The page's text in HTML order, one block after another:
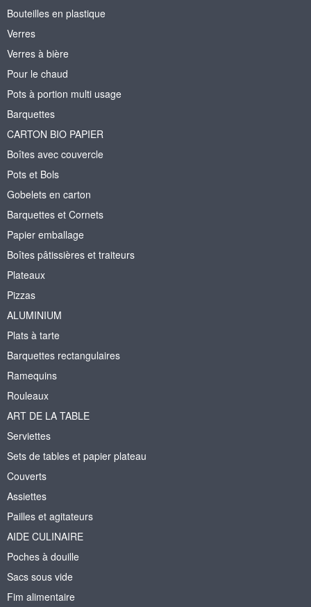
Bouteilles en plastique
Verres
Verres à bière
Pour le chaud
Pots à portion multi usage
Barquettes
CARTON BIO PAPIER
Boîtes avec couvercle
Pots et Bols
Gobelets en carton
Barquettes et Cornets
Papier emballage
Boîtes pâtissières et traiteurs
Plateaux
Pizzas
ALUMINIUM
Plats à tarte
Barquettes rectangulaires
Ramequins
Rouleaux
ART DE LA TABLE
Serviettes
Sets de tables et papier plateau
Couverts
Assiettes
Pailles et agitateurs
AIDE CULINAIRE
Poches à douille
Sacs sous vide
Fim alimentaire